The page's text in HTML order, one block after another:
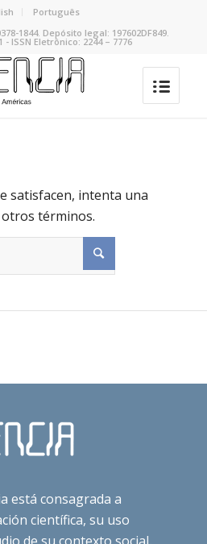
Português
1844. Depósito legal: 197602DF849.
ISSN Eletrônico: 2244 – 7776
satisfacen, intenta una
términos.
está consagrada a
científica, su uso